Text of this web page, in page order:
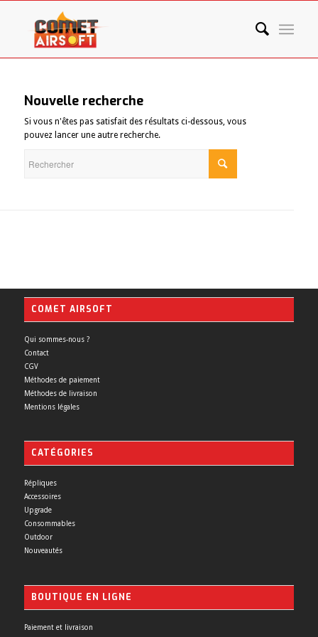
Nouvelle recherche
Si vous n'êtes pas satisfait des résultats ci-dessous, vous
pouvez lancer une autre recherche.
COMET AIRSOFT
Qui sommes-nous ?
Contact
CGV
Méthodes de paiement
Méthodes de livraison
Mentions légales
CATÉGORIES
Répliques
Accessoires
Upgrade
Consommables
Outdoor
Nouveautés
BOUTIQUE EN LIGNE
Paiement et livraison